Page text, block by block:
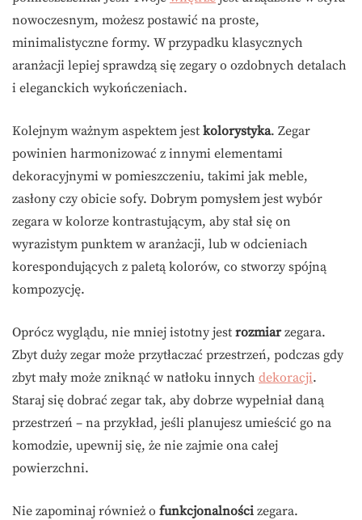
nowoczesnym, możesz postawić na proste,
minimalistyczne formy. W przypadku klasycznych
aranżacji lepiej sprawdzą się zegary o ozdobnych detalach
i eleganckich wykończeniach.
Kolejnym ważnym aspektem jest kolorystyka. Zegar
powinien harmonizować z innymi elementami
dekoracyjnymi w pomieszczeniu, takimi jak meble,
zasłony czy obicie sofy. Dobrym pomysłem jest wybór
zegara w kolorze kontrastującym, aby stał się on
wyrazistym punktem w aranżacji, lub w odcieniach
korespondujących z paletą kolorów, co stworzy spójną
kompozycję.
Oprócz wyglądu, nie mniej istotny jest rozmiarzegara.
Zbyt duży zegar może przytłaczać przestrzeń, podczas gdy
zbyt mały może zniknąć w natłoku innych dekoracji.
Staraj się dobrać zegar tak, aby dobrze wypełniał daną
przestrzeń – na przykład, jeśli planujesz umieścić go na
komodzie, upewnij się, że nie zajmie ona całej
powierzchni.
Nie zapominaj również o funkcjonalności zegara.